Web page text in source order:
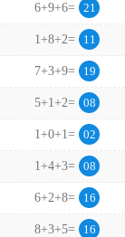
6+9+6= 21
1+8+2= 11
7+3+9= 19
5+1+2= 08
1+0+1= 02
1+4+3= 08
6+2+8= 16
8+3+5= 16